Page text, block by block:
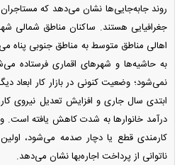
روند جابه‌جایی‌ها نشان می‌دهد که
جغرافیایی هستند. ساکنان مناطق شمالی
اهالی مناطق متوسط به مناطق جنوبی پناه
به حاشیه‌ها و شهر‌های اقماری فرستاده
نمی‌شود؛ وضعیت کنونی در بازار کار ابعاد
ابتدی سال جاری و افزایش تعدیل نیروی
درآمد خانوار‌ها به شدت کاهش یافته است.
کارمندی قطع یا دچار صدمه می‌شود،
ناتوانی از پرداخت اجاره‌بها نشان می‌دهد.